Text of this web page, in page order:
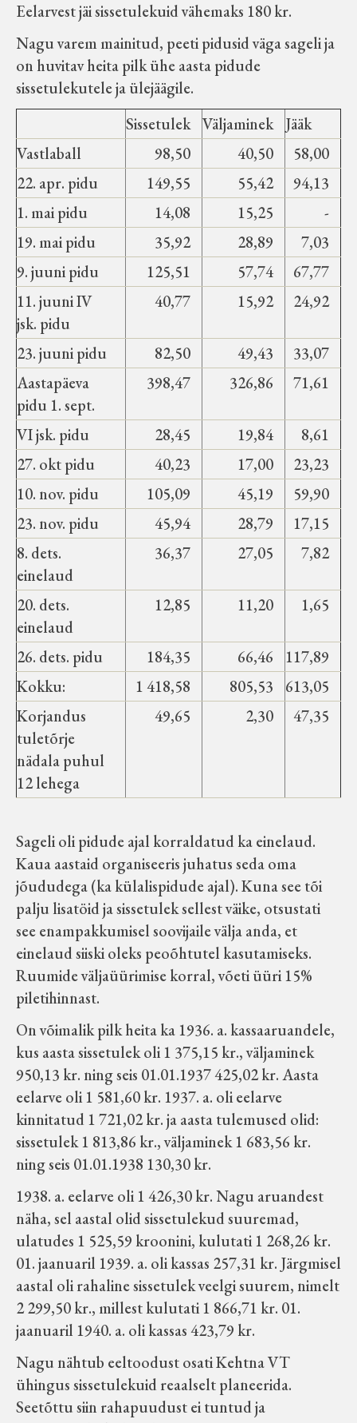
Eelarvest jäi sissetulekuid vähemaks 180 kr.
Nagu varem mainitud, peeti pidusid väga sageli ja
on huvitav heita pilk ühe aasta pidude
sissetulekutele ja ülejäägile.
Sissetulek Väljaminek
Jääk
Vastlaball
98,50 40,50
58,00
22. apr. pidu
149,55 55,42
94,13
1. mai pidu
14,08 15,25
-
19. mai pidu
35,92 28,89
7,03
9. juuni pidu
125,51 57,74
67,77
11. juuni IV
jsk. pidu
40,77 15,92 24,92
23. juuni pidu 82,50 49,43
33,07
Aastapäeva
pidu 1. sept.
398,47 326,86 71,61
VI jsk. pidu 28,45 19,84
8,61
27. okt pidu
40,23 17,00
23,23
10. nov. pidu
105,09 45,19
59,90
23. nov. pidu
45,94 28,79
17,15
8. dets.
einelaud
36,37 27,05 7,82
20. dets.
einelaud
12,85 11,20 1,65
26. dets. pidu 184,35 66,46
117,89
Kokku:
1 418,58 805,53
613,05
Korjandus
tuletõrje
nädala puhul
12 lehega
49,65 2,30 47,35
Sageli oli pidude ajal korraldatud ka einelaud.
Kaua aastaid organiseeris juhatus seda oma
jõududega (ka külalispidude ajal). Kuna see tõi
palju lisatöid ja sissetulek sellest väike, otsustati
see enampakkumisel soovijaile välja anda, et
einelaud siiski oleks peoõhtutel kasutamiseks.
Ruumide väljaüürimise korral, võeti üüri 15%
piletihinnast.
On võimalik pilk heita ka 1936. a. kassaaruandele,
kus aasta sissetulek oli 1 375,15 kr., väljaminek
950,13 kr. ning seis 01.01.1937 425,02 kr. Aasta
eelarve oli 1 581,60 kr. 1937. a. oli eelarve
kinnitatud 1 721,02 kr. ja aasta tulemused olid:
sissetulek 1 813,86 kr., väljaminek 1 683,56 kr.
ning seis 01.01.1938 130,30 kr.
1938. a. eelarve oli 1 426,30 kr. Nagu aruandest
näha, sel aastal olid sissetulekud suuremad,
ulatudes 1 525,59 kroonini, kulutati 1 268,26 kr.
01. jaanuaril 1939. a. oli kassas 257,31 kr. Järgmisel
aastal oli rahaline sissetulek veelgi suurem, nimelt
2 299,50 kr., millest kulutati 1 866,71 kr. 01.
jaanuaril 1940. a. oli kassas 423,79 kr.
Nagu nähtub eeltoodust osati Kehtna VT
ühingus sissetulekuid reaalselt planeerida.
Seetõttu siin rahapuudust ei tuntud ja